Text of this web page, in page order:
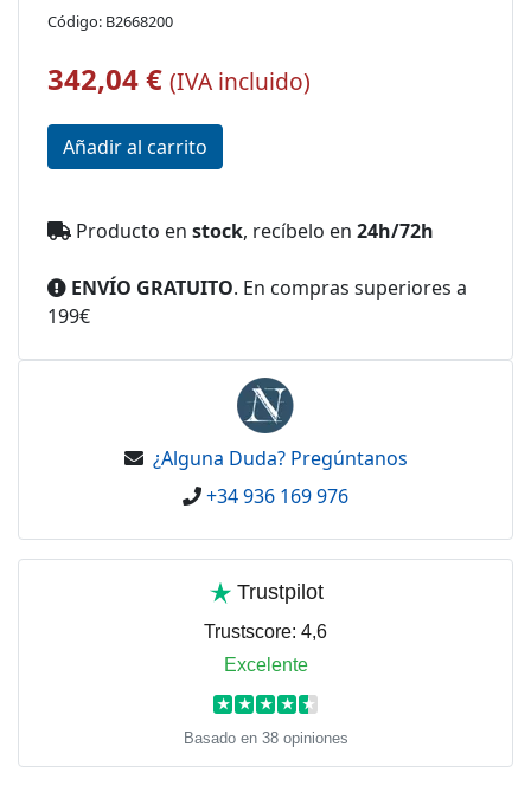
Código: B2668200
342,04 € (IVA incluido)
Producto en stock, recíbelo en 24h/72h
ENVÍO GRATUITO. En compras superiores a
199€
¿Alguna Duda? Pregúntanos
+34 936 169 976
Trustpilot
Trustscore: 4,6
Excelente
★ ★ ★ ★ ★
Basado en 38 opiniones